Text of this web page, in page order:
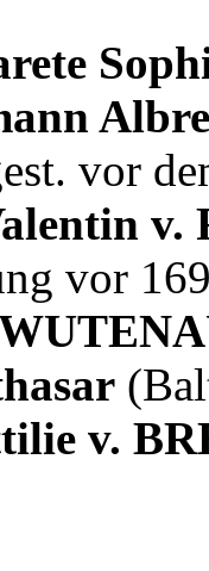
vor
v.
vor
v.